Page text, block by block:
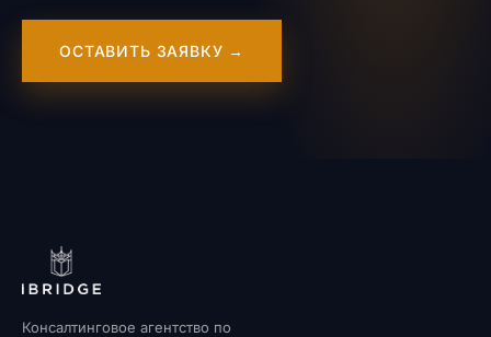
ОСТАВИТЬ ЗАЯВКУ →
Консалтинговое агентство по